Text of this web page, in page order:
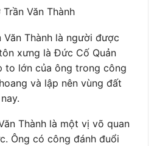
Văn Thành
Văn Thành là người được
xưng là Đức Cố Quản
to lớn của ông trong công
và lập nên vùng đất
Thành là một vị võ quan
Ông có công đánh đuổi